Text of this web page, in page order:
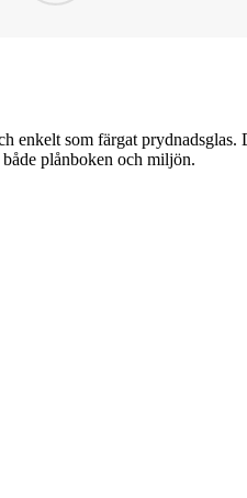
enkelt som färgat
plånboken och miljön.